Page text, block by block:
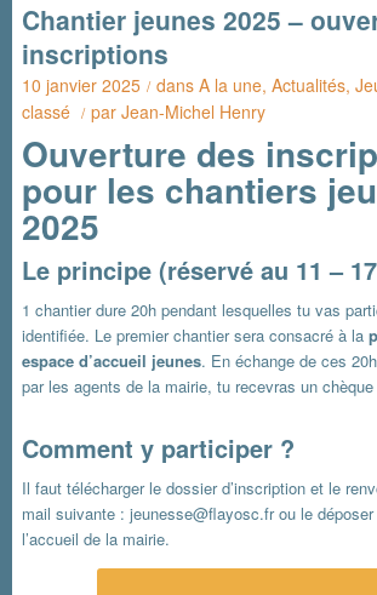
Chantier jeunes 2025 –
inscriptions
10 janvier 2025 / dansA la une,Actualités,
classé / parJean-Michel Henry
Ouverture des
pour les chantiers
2025
Le principe (réservé au 11 –
1 chantier dure 20h pendant lesquelles tu vas
identifiée. Le premier chantier sera consacré à la
espace d’accueil jeunes. En échange de ces
par les agents de la mairie, tu recevras un
Comment y participer ?
Il faut télécharger le dossier d’inscription et le
mail suivante : jeunesse@flayosc.fr ou le
l’accueil de la mairie.